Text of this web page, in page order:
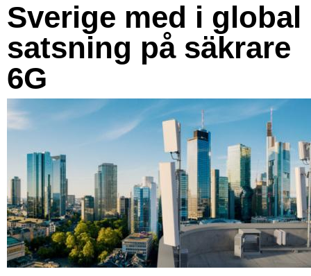
Sverige med i global
satsning på säkrare
6G